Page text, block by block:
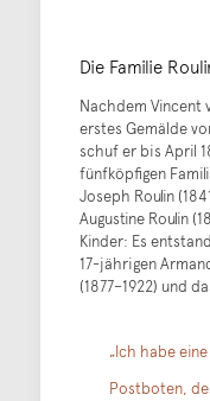
Die Familie
Nachdem Vincent
erstes Gemälde
schuf er bis April
fünfköpfigen
Joseph Roulin
Augustine Roulin
Kinder: Es
17-jährigen
(1877–1922) und
„Ich habe
Postboten,